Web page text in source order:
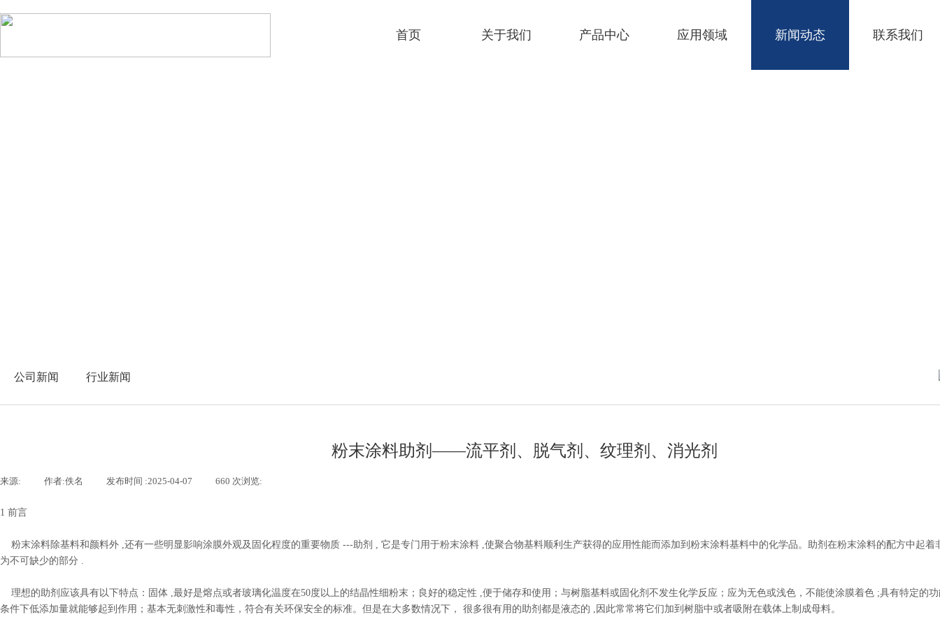
首页 关于我们 产品中心 应用领域 新闻动态 联系我们
公司新闻 行业新闻
粉末涂料助剂——流平剂、脱气剂、纹理剂、消光剂
来源: 作者:佚名 发布时间 :2025-04-07 660 次浏览:
1 前言
粉末涂料除基料和颜料外 ,还有一些明显影响涂膜外观及固化程度的重要物质 ---助剂 , 它是专门用于粉末涂料 ,使聚合物基料顺利生产获得的应用性能而添加到粉末涂料基料中的化学品。助剂在粉末涂料的配方中起着
为不可缺少的部分 .
理想的助剂应该具有以下特点：固体 ,最好是熔点或者玻璃化温度在50度以上的结晶性细粉末；良好的稳定性 ,便于储存和使用；与树脂基料或固化剂不发生化学反应；应为无色或浅色，不能使涂膜着色 ;具有特定的
条件下低添加量就能够起到作用；基本无刺激性和毒性，符合有关环保安全的标准。但是在大多数情况下， 很多很有用的助剂都是液态的 ,因此常常将它们加到树脂中或者吸附在载体上制成母料。